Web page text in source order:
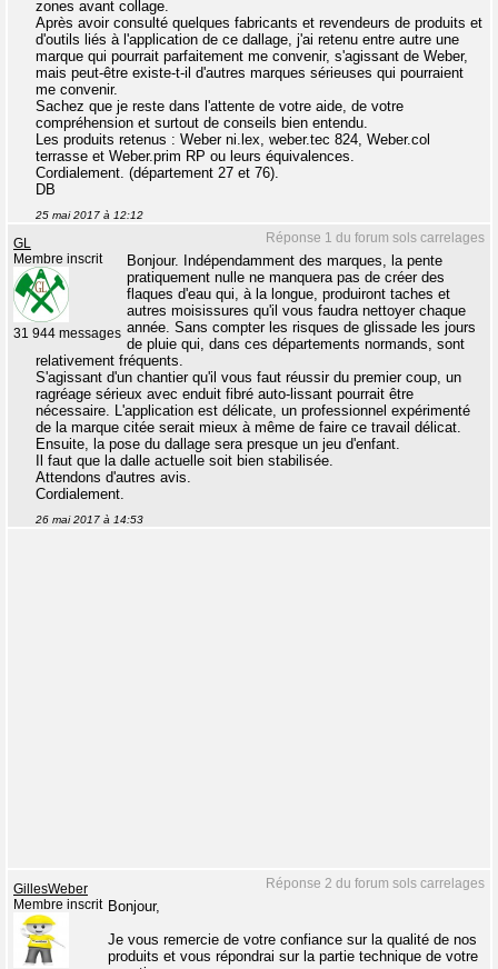
zones avant collage.
Après avoir consulté quelques fabricants et revendeurs de produits et
d'outils liés à l'application de ce dallage, j'ai retenu entre autre une
marque qui pourrait parfaitement me convenir, s'agissant de Weber,
mais peut-être existe-t-il d'autres marques sérieuses qui pourraient
me convenir.
Sachez que je reste dans l'attente de votre aide, de votre
compréhension et surtout de conseils bien entendu.
Les produits retenus : Weber ni.lex, weber.tec 824, Weber.col
terrasse et Weber.prim RP ou leurs équivalences.
Cordialement. (département 27 et 76).
DB
25 mai 2017 à 12:12
Réponse 1 du forum sols carrelages
GL
Membre inscrit
31 944 messages
Bonjour. Indépendamment des marques, la pente
pratiquement nulle ne manquera pas de créer des
flaques d'eau qui, à la longue, produiront taches et
autres moisissures qu'il vous faudra nettoyer chaque
année. Sans compter les risques de glissade les jours
de pluie qui, dans ces départements normands, sont
relativement fréquents.
S'agissant d'un chantier qu'il vous faut réussir du premier coup, un
ragréage sérieux avec enduit fibré auto-lissant pourrait être
nécessaire. L'application est délicate, un professionnel expérimenté
de la marque citée serait mieux à même de faire ce travail délicat.
Ensuite, la pose du dallage sera presque un jeu d'enfant.
Il faut que la dalle actuelle soit bien stabilisée.
Attendons d'autres avis.
Cordialement.
26 mai 2017 à 14:53
Réponse 2 du forum sols carrelages
GillesWeber
Membre inscrit Bonjour,
Je vous remercie de votre confiance sur la qualité de nos
produits et vous répondrai sur la partie technique de votre